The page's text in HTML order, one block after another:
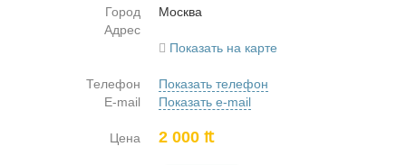
Город
Москва
Адрес
Показать на карте
Телефон
Показать телефон
E-mail
Показать e-mail
Цена 2 000 ₶